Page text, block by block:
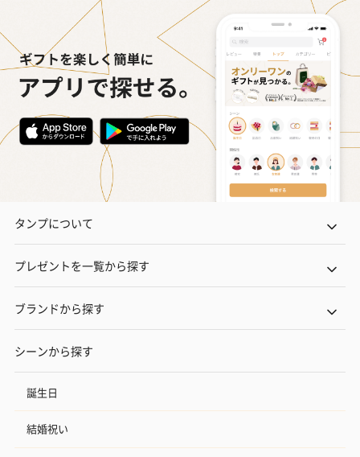
タンプについて
プレゼントを一覧から探す
ブランドから探す
シーンから探す
誕生日
結婚祝い